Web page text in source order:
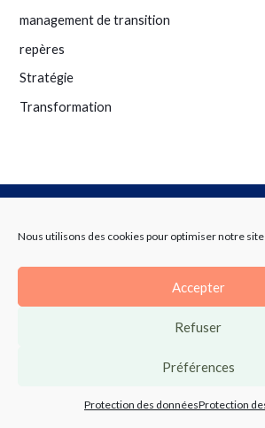
Nous utilisons des cookies pour optimiser notre
Accepter
Refuser
Préférences
Protection des donnéesProtection
management de transition
repères
Stratégie
Transformation
Ne manquez plus une
Inscrivez-vous à notre newsletter et suivez